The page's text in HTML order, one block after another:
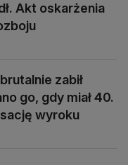
Akt oskarżenia
zabił
go, gdy miał 40.
wyroku